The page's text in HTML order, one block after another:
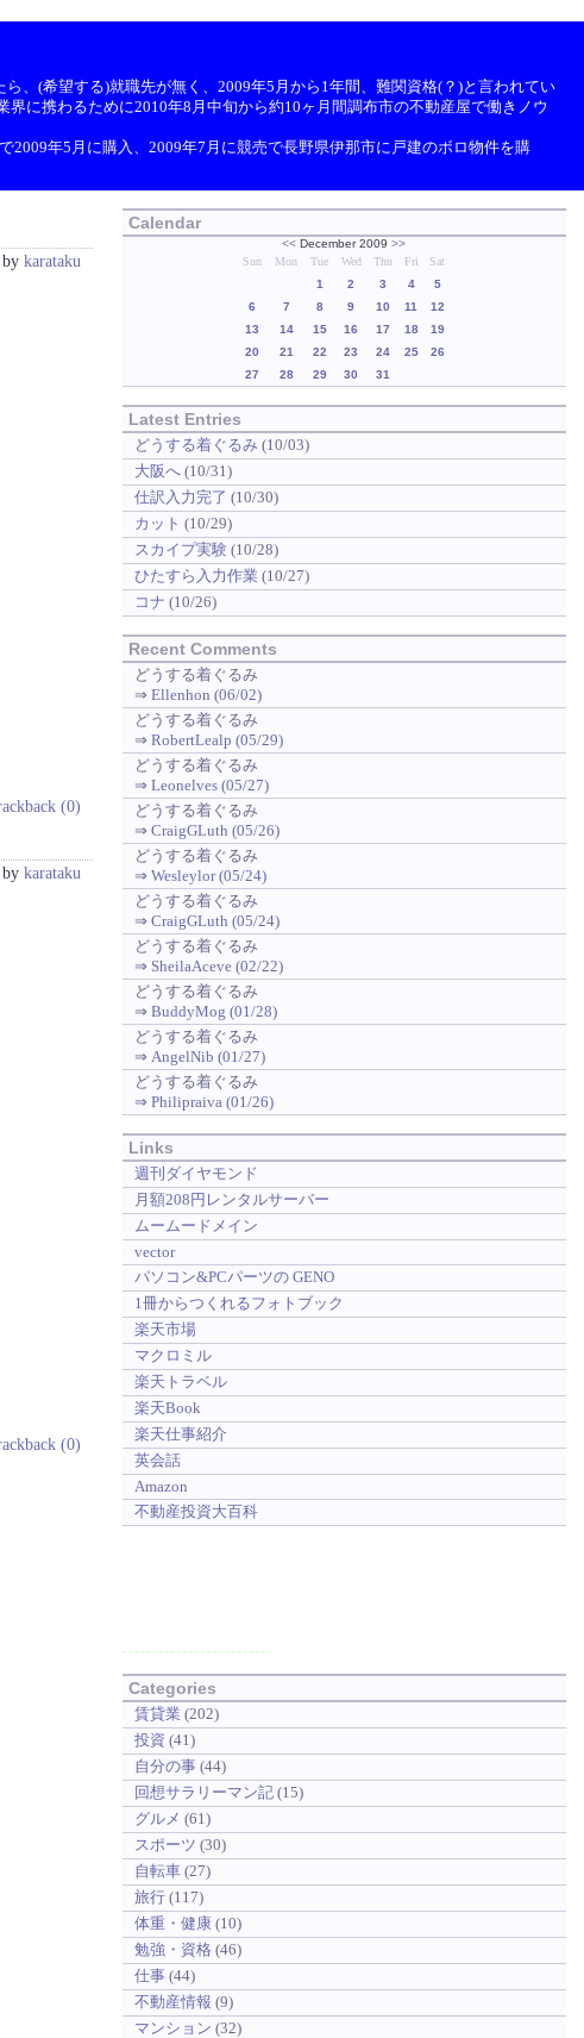
、(希望する)就職先が無く、2009年5月から1年間、難関資格(？)と言われてい
に携わるために2010年8月中旬から約10ヶ月間調布市の不動産屋で働きノウ
年5月に購入、2009年7月に競売で長野県伊那市に戸建のボロ物件を購
karataku
(0)
karataku
(0)
Calendar
<< December 2009>>
Sun
Mon Tue Wed Thu Fri
Sat
1
2 3 4
5
6
7 8 9 10 11
12
13
14 15 16 17 18
19
20
21 22 23 24 25
26
27
28 29 30 31
Latest Entries
どうする着ぐるみ(10/03)
大阪へ(10/31)
仕訳入力完了 (10/30)
カット (10/29)
スカイプ実験(10/28)
ひたすら入力作業 (10/27)
コナ (10/26)
Recent Comments
どうする着ぐるみ
⇒ Ellenhon (06/02)
どうする着ぐるみ
⇒ RobertLealp (05/29)
どうする着ぐるみ
⇒ Leonelves (05/27)
どうする着ぐるみ
⇒ CraigGLuth (05/26)
どうする着ぐるみ
⇒ Wesleylor (05/24)
どうする着ぐるみ
⇒ CraigGLuth (05/24)
どうする着ぐるみ
⇒ SheilaAceve (02/22)
どうする着ぐるみ
⇒ BuddyMog (01/28)
どうする着ぐるみ
⇒ AngelNib (01/27)
どうする着ぐるみ
⇒ Philipraiva (01/26)
Links
週刊ダイヤモンド
月額208円レンタルサーバー
ムームードメイン
vector
パソコン&PCパーツの GENO
1冊からつくれるフォトブック
楽天市場
マクロミル
楽天トラベル
楽天Book
楽天仕事紹介
英会話
Amazon
不動産投資大百科
Categories
賃貸業 (202)
投資 (41)
自分の事(44)
回想サラリーマン記(15)
グルメ (61)
スポーツ (30)
自転車(27)
旅行(117)
体重・健康(10)
勉強・資格(46)
仕事(44)
不動産情報 (9)
マンション (32)